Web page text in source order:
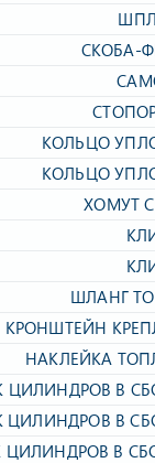
СКОБА-
КОЛЬЦО
КОЛЬЦО
ХОМУТ
ШЛАНГ
КРОНШТЕЙН
НАКЛЕЙКА
ЦИЛИНДРОВ В
ЦИЛИНДРОВ В
ЦИЛИНДРОВ В